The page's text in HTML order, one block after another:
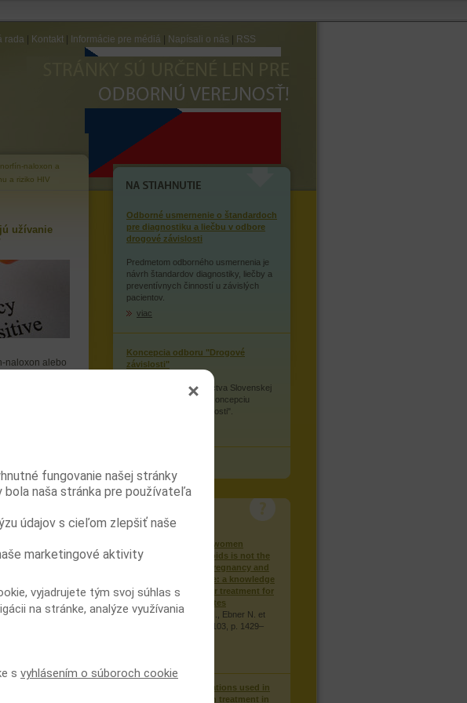
rada Kontakt Informácie pre médiá Napísali o nás RSS
OPIÁTOCH
naloxon a
a riziko HIV
užívanie
naloxon alebo
k
12-
od opioidov
Závislosť
užívanie
v liečbe a
Assessment
roka, 4 z
NA STIAHNUTIE
Odborné usmernenie o štandardoch
pre diagnostiku a liečbu v odbore
drogové závislosti
Predmetom odborného usmernenia je
návrh štandardov diagnostiky, liečby a
preventívnych činností u závislých
pacientov.
viac
Koncepcia odboru "Drogové
závislosti"
Ministerstvo zdravotníctva Slovenskej
republiky vydáva túto koncepciu
odboru "drogové závislosti".
KLINICKÉ STUDIE
Treating pregnant women
dependent on opioids is not the
same as treating pregnancy and
opioid dependence: a knowledge
synthesis for better treatment for
women and neonates
Winklbaur B., Kopf N., Ebner N. et
al., Addiction: 2008, 103, p. 1429–
Injection of medications used in
opioid substitution treatment in
fungovanie našej stránky
bola naša stránka pre používateľa
údajov s cieľom zlepšiť naše
marketingové aktivity
vyjadrujete tým svoj súhlas s
na stránke, analýze využívania
s vyhlásením o súboroch cookie